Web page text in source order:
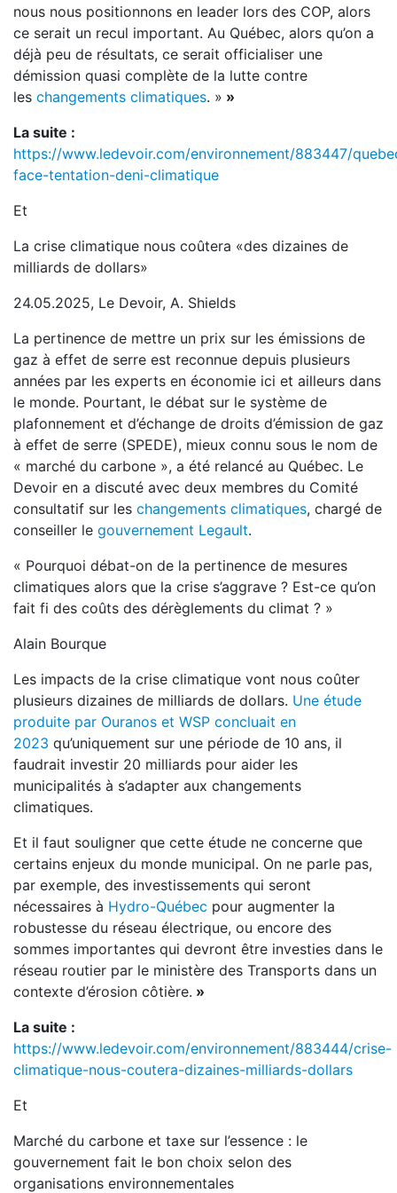
nous nous positionnons en leader lors des COP, alors
ce serait un recul important. Au Québec, alors qu’on a
déjà peu de résultats, ce serait officialiser une
démission quasi complète de la lutte contre
les changements climatiques. » »
La suite :
https://www.ledevoir.com/environnement/883447/
face-tentation-deni-climatique
Et
La crise climatique nous coûtera «des dizaines de
milliards de dollars»
24.05.2025, Le Devoir, A. Shields
La pertinence de mettre un prix sur les émissions de
gaz à effet de serre est reconnue depuis plusieurs
années par les experts en économie ici et ailleurs dans
le monde. Pourtant, le débat sur le système de
plafonnement et d’échange de droits d’émission de gaz
à effet de serre (SPEDE), mieux connu sous le nom de
« marché du carbone », a été relancé au Québec. Le
Devoir en a discuté avec deux membres du Comité
consultatif sur les changements climatiques, chargé de
conseiller le gouvernement Legault.
« Pourquoi débat-on de la pertinence de mesures
climatiques alors que la crise s’aggrave ? Est-ce qu’on
fait fi des coûts des dérèglements du climat ? »
Alain Bourque
Les impacts de la crise climatique vont nous coûter
plusieurs dizaines de milliards de dollars. Une étude
produite par Ouranos et WSP concluait en
2023 qu’uniquement sur une période de 10 ans, il
faudrait investir 20 milliards pour aider les
municipalités à s’adapter aux changements
climatiques.
Et il faut souligner que cette étude ne concerne que
certains enjeux du monde municipal. On ne parle pas,
par exemple, des investissements qui seront
nécessaires à Hydro-Québec pour augmenter la
robustesse du réseau électrique, ou encore des
sommes importantes qui devront être investies dans le
réseau routier par le ministère des Transports dans un
contexte d’érosion côtière. »
La suite :
https://www.ledevoir.com/environnement/883444/crise-
climatique-nous-coutera-dizaines-milliards-dollars
Et
Marché du carbone et taxe sur l’essence : le
gouvernement fait le bon choix selon des
organisations environnementales